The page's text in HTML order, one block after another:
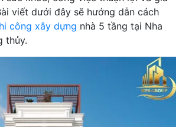
viết dưới đây sẽ hướng dẫn cách
công xây dựng nhà 5 tầng tại Nha
thủy.